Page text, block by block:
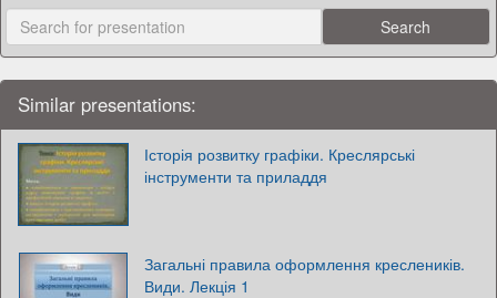
Similar presentations:
Історія розвитку графіки. Креслярські
інструменти та приладдя
Загальні правила оформлення креслеників.
Види. Лекція 1